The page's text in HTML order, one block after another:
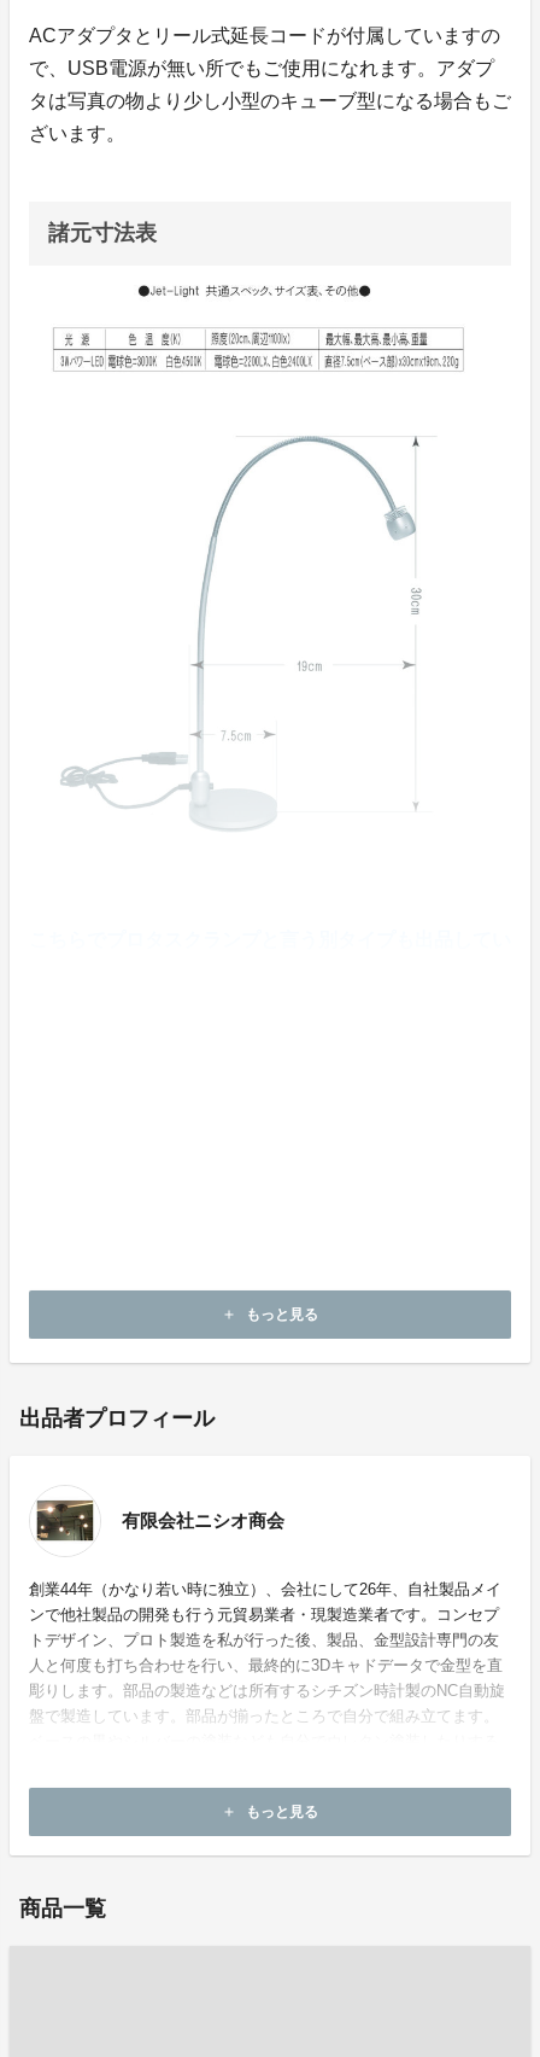
ACアダプタとリール式延長コードが付属していますの
で、USB電源が無い所でもご使用になれます。アダプ
タは写真の物より少し小型のキューブ型になる場合もご
ざいます。
諸元寸法表
かって故障の原因になります。
add もっと見る
出品者プロフィール
有限会社ニシオ商会
創業44年（かなり若い時に独立）、会社にして26年、自社製品メイ
ンで他社製品の開発も行う元貿易業者・現製造業者です。コンセプ
トデザイン、プロト製造を私が行った後、製品、金型設計専門の友
人と何度も打ち合わせを行い、最終的に3Dキャドデータで金型を直
彫りします。部品の製造などは所有するシチズン時計製のNC自動旋
盤で製造しています。部品が揃ったところで自分で組み立てます。
add もっと見る
商品一覧